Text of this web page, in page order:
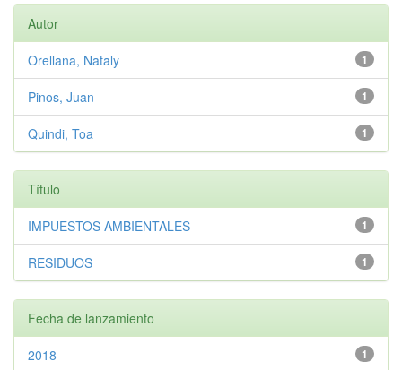
Autor
1
Orellana, Nataly
1
Pinos, Juan
1
Quindi, Toa
Título
1
IMPUESTOS AMBIENTALES
1
RESIDUOS
Fecha de lanzamiento
1
2018